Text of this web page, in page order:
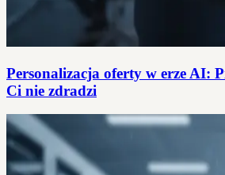
Personalizacja oferty w erze AI:
Ci nie zdradzi